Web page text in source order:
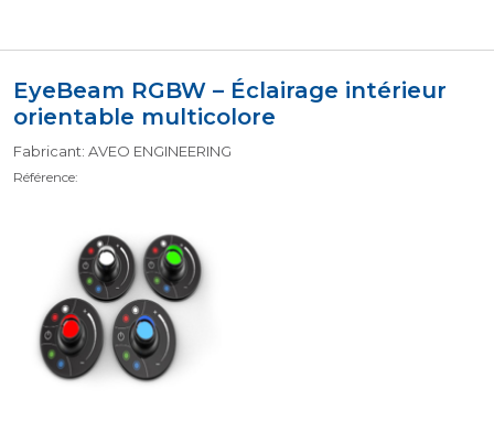
EyeBeam RGBW – Éclairage intérieur
orientable multicolore
Fabricant: AVEO ENGINEERING
Référence: